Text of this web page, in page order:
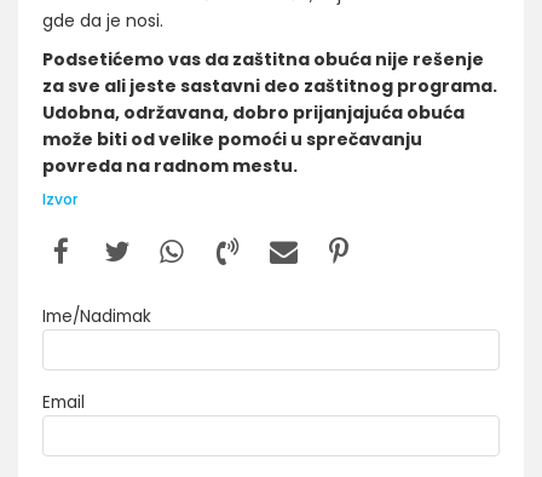
gde da je nosi.
Podsetićemo vas da zaštitna obuća nije rešenje
za sve ali jeste sastavni deo zaštitnog programa.
Udobna, održavana, dobro prijanjajuća obuća
može biti od velike pomoći u sprečavanju
povreda na radnom mestu.
Izvor
Ime/Nadimak
Email